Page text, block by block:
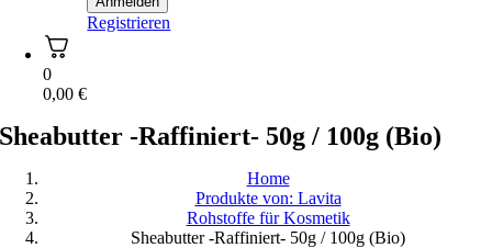
Registrieren
0
0,00€
Sheabutter -Raffiniert- 50g / 100g (Bio)
Home
Produkte von: Lavita
Rohstoffe für Kosmetik
Sheabutter -Raffiniert- 50g / 100g (Bio)